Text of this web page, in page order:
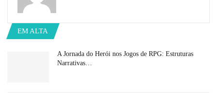
EM ALTA
A Jornada do Herói nos Jogos de RPG: Estruturas
Narrativas…